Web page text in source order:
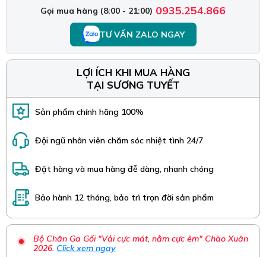
Gọi mua hàng (8:00 - 21:00) 0935.254.866
TƯ VẤN ZALO NGAY
LỢI ÍCH KHI MUA HÀNG
TẠI SƯƠNG TUYẾT
Sản phẩm chính hãng 100%
Đội ngũ nhân viên chăm sóc nhiệt tình 24/7
Đặt hàng và mua hàng đễ dàng, nhanh chóng
Bảo hành 12 tháng, bảo trì trọn đời sản phẩm
Bộ Chăn Ga Gối "Vải cực mát, nằm cực êm" Chào Xuân
2026. Click xem ngay